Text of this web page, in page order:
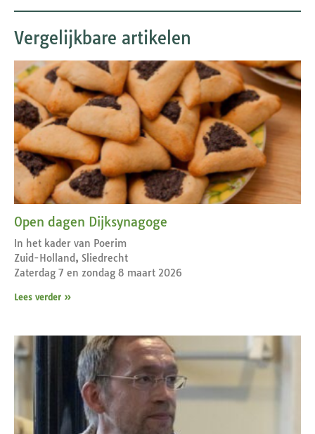
Vergelijkbare artikelen
Open dagen Dijksynagoge
In het kader van Poerim
Zuid-Holland, Sliedrecht
Zaterdag 7 en zondag 8 maart 2026
Lees verder »